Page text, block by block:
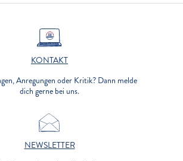
KONTAKT
Anregungen oder Kritik? Dann melde
dich gerne bei uns.
NEWSLETTER